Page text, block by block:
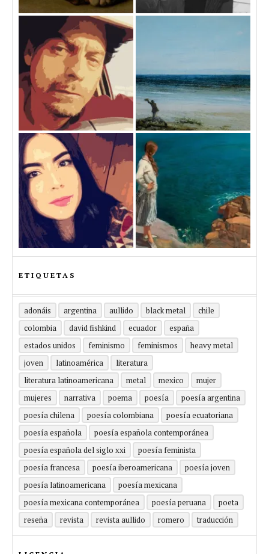
ETIQUETAS
adonáis argentina aullido black metal
chile
colombia
david fishkind ecuador
españa
estados unidos
feminismo feminismos
heavy metal
joven
latinoamérica
literatura
literatura latinoamericana
metal mexico
mujer
mujeres
narrativa poema poesía
poesía argentina
poesía chilena
poesía colombiana
poesía ecuatoriana
poesía española
poesía española contemporánea
poesía española del siglo xxi
poesía feminista
poesía francesa
poesía iberoamericana
poesía joven
poesía latinoamericana
poesía mexicana
poesía mexicana contemporánea
poesía peruana
poeta
reseña
revista revista aullido romero traducción